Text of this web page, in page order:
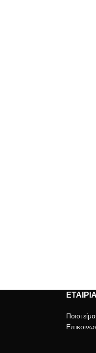
ΕΤΑΙΡΊΑ
Ποιοι